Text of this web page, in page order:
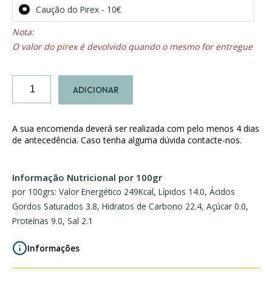
Caução do Pirex - 10€
O valor do pirex é devolvido quando o mesmo for entregue
Quantidade
de
Pato
ADICIONAR
A sua encomenda deverá ser realizada com pelo menos 4 dias
de antecedência. Caso tenha alguma dúvida contacte-nos.
Informação Nutricional por 100gr
por 100grs: Valor Energético 249Kcal, Lípidos 14.0, Ácidos
Gordos Saturados 3.8, Hidratos de Carbono 22.4, Açúcar 0.0,
Proteínas 9.0, Sal 2.1
Informações